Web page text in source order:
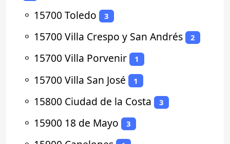
⚬ 15700 Toledo 3
⚬ 15700 Villa Crespo y San Andrés 2
⚬ 15700 Villa Porvenir 1
⚬ 15700 Villa San José 1
⚬ 15800 Ciudad de la Costa 3
⚬ 15900 18 de Mayo 3